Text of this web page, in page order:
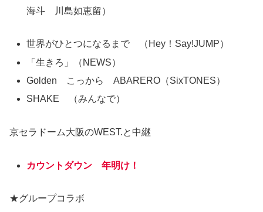
海斗 川島如恵留）
世界がひとつになるまで （Hey！Say!JUMP）
「生きろ」（NEWS）
Golden こっから ABARERO（SixTONES）
SHAKE （みんなで）
京セラドーム大阪のWEST.と中継
カウントダウン 年明け！
★グループコラボ